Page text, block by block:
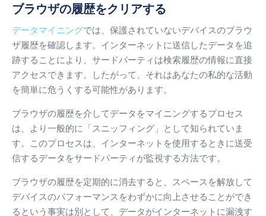
ブラウザの履歴をクリアする
データマイニングでは、保護されていないデバイスのブラウ
ザ履歴を確認します。 インターネットに送信したデータを追
跡することにより、サードパーティは検索履歴の情報に直接
アクセスできます。
したがって、それはあなたの私的な活動
を簡単に危うくする可能性があります。
ブラウザの履歴を介してデータをマイニングするプロセス
は、より一般的に「スニッフィング」として知られていま
す。
このプロセスは、インターネットを使用するときに送受
信するデータをサードパーティが監視する方法です。
ブラウザの履歴を定期的に消去すると、スペースを解放して
デバイスのパフォーマンスをわずかに向上させることができ
るという事実は別として、データがインターネットに漏洩す